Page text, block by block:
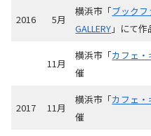
2016 5月
横浜市「ブックフ
GALLERY 」にて作
11月
横浜市「カフェ
催
2017 11月
横浜市「カフェ
催